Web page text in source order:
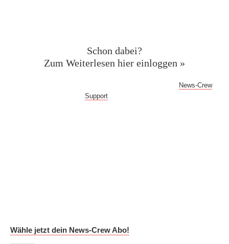
Schon dabei?
Zum Weiterlesen hier einloggen »
News-Crew
Support
Wähle jetzt dein News-Crew Abo!